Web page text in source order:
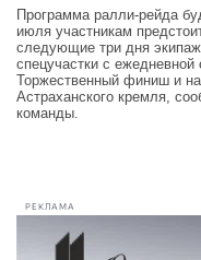
Программа ралли-рейда
июля участникам
следующие три дня
спецучастки с
Торжественный финиш и
Астраханского кремля,
команды.
РЕКЛАМА